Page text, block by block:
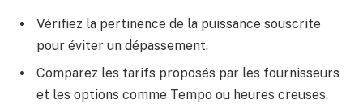
Vérifiez la pertinence de la puissance souscrite
pour éviter un dépassement.
Comparez les tarifs proposés par les fournisseurs
et les options comme Tempo ou heures creuses.